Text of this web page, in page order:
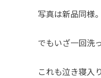
写真は新品同様
でもいざ一回洗
これも泣き寝入